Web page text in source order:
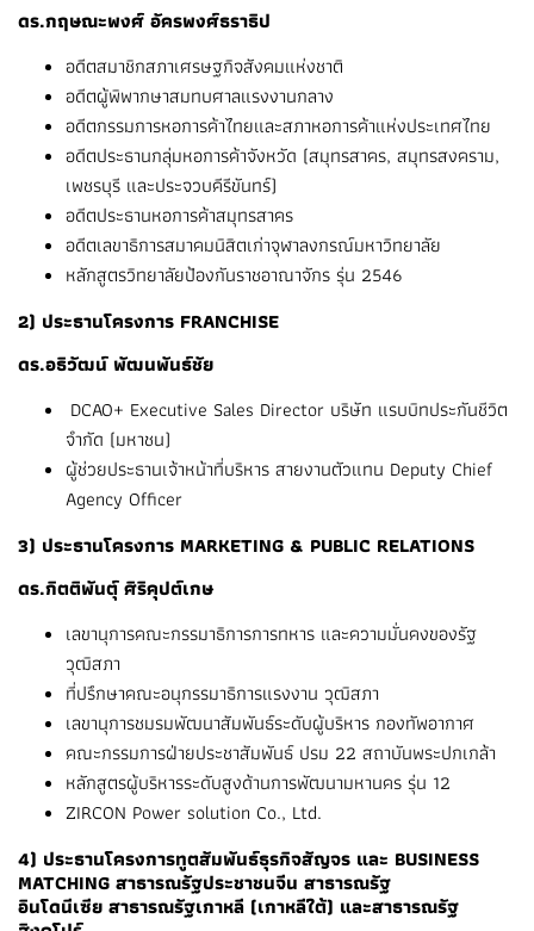
ดร.กฤษณะพงศ์ อัครพงศ์ธราธิป
อดีตสมาชิกสภาเศรษฐกิจสังคมแห่งชาติ
อดีตผู้พิพากษาสมทบศาลแรงงานกลาง
อดีตกรรมการหอการค้าไทยและสภาหอการค้าแห่งประเทศไทย
อดีตประธานกลุ่มหอการค้าจังหวัด (สมุทรสาคร, สมุทรสงคราม,
เพชรบุรี และประจวบคีรีขันทร์)
อดีตประธานหอการค้าสมุทรสาคร
อดีตเลขาธิการสมาคมนิสิตเก่าจุฬาลงกรณ์มหาวิทยาลัย
หลักสูตรวิทยาลัยป้องกันราชอาณาจักร รุ่น 2546
2) ประธานโครงการ FRANCHISE
ดร.อธิวัฒน์ พัฒนพันธ์ชัย
DCAO+ Executive Sales Director บริษัท แรบบิทประกันชีวิต
จำกัด (มหาชน)
ผู้ช่วยประธานเจ้าหน้าที่บริหาร สายงานตัวแทน Deputy Chief
Agency Officer
3) ประธานโครงการ MARKETING & PUBLIC RELATIONS
ดร.กิตติพันตุ์ ศิริคุปต์เกษ
เลขานุการคณะกรรมาธิการการทหาร และความมั่นคงของรัฐ
วุฒิสภา
ที่ปรึกษาคณะอนุกรรมาธิการแรงงาน วุฒิสภา
เลขานุการชมรมพัฒนาสัมพันธ์ระดับผู้บริหาร กองทัพอากาศ
คณะกรรมการฝ่ายประชาสัมพันธ์ ปรม 22 สถาบันพระปกเกล้า
หลักสูตรผู้บริหารระดับสูงด้านการพัฒนามหานคร รุ่น 12
ZIRCON Power solution Co., Ltd.
4) ประธานโครงการทูตสัมพันธ์ธุรกิจสัญจร และ BUSINESS
MATCHING สาธารณรัฐประชาชนจีน สาธารณรัฐ
อินโดนีเซีย สาธารณรัฐเกาหลี (เกาหลีใต้) และสาธารณรัฐ